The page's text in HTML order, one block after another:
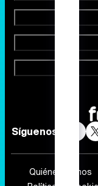
Síguenos
Quiénes somos